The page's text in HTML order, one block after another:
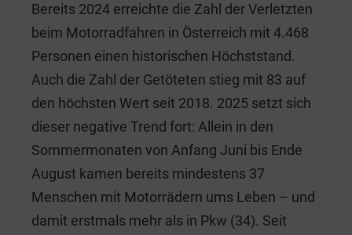
c
e
b
o
o
k
k
e
dI
n
ai
l
tt
er
Bereits 2024 erreichte die Zahl der Verletzten
beim Motorradfahren in Österreich mit 4.468
Personen einen historischen Höchststand.
Auch die Zahl der Getöteten stieg mit 83 auf
den höchsten Wert seit 2018. 2025 setzt sich
dieser negative Trend fort: Allein in den
Sommermonaten von Anfang Juni bis Ende
August kamen bereits mindestens 37
Menschen mit Motorrädern ums Leben – und
damit erstmals mehr als in Pkw (34). Seit